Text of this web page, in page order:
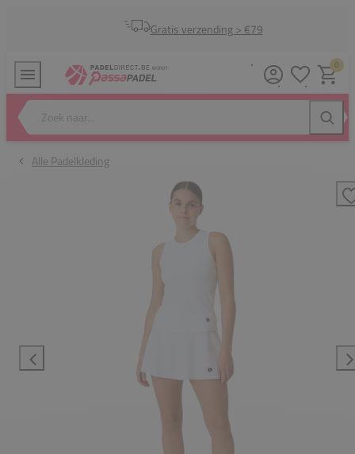
Gratis verzending > €79
Zoek naar...
0
Alle Padelkleding